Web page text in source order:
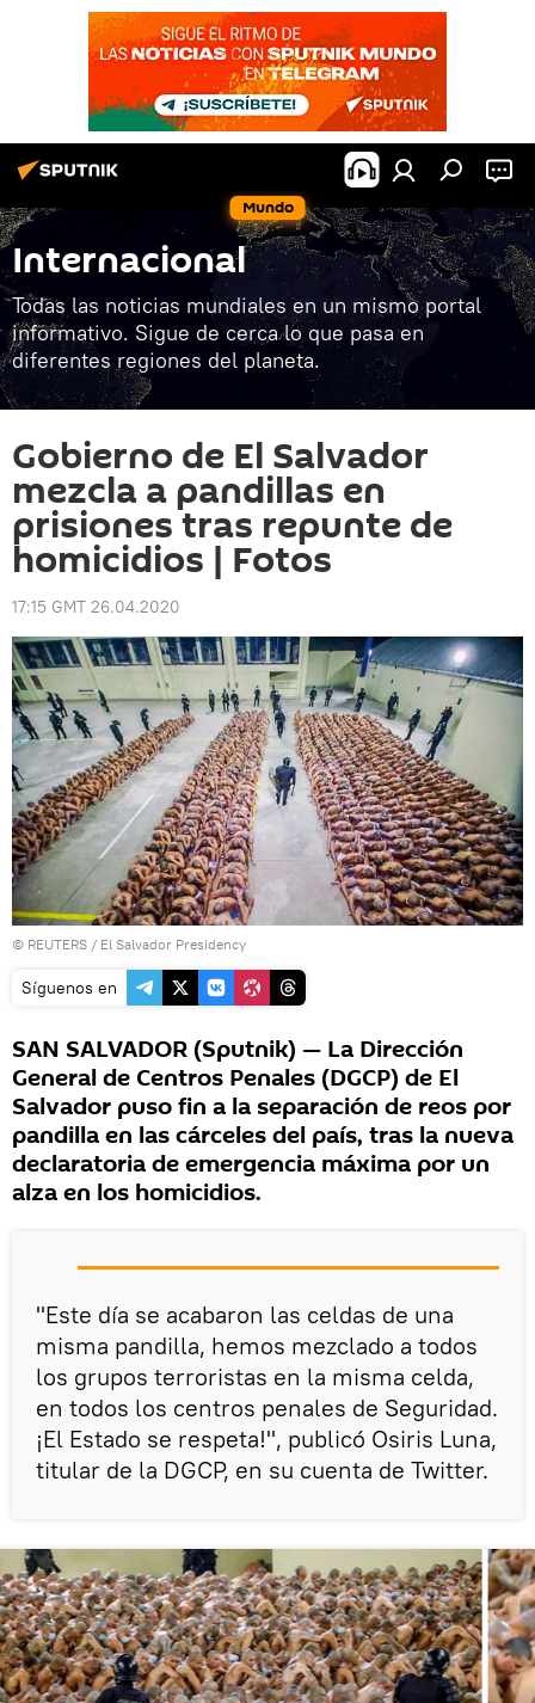
Mundo
Internacional
Todas las noticias mundiales en un mismo portal
informativo. Sigue de cerca lo que pasa en
diferentes regiones del planeta.
Gobierno de El Salvador
mezcla a pandillas en
prisiones tras repunte de
homicidios | Fotos
17:15 GMT 26.04.2020
© REUTERS / El Salvador Presidency
Síguenos en
SAN SALVADOR (Sputnik) — La Dirección
General de Centros Penales (DGCP) de El
Salvador puso fin a la separación de reos por
pandilla en las cárceles del país, tras la nueva
declaratoria de emergencia máxima por un
alza en los homicidios.
"Este día se acabaron las celdas de una
misma pandilla, hemos mezclado a todos
los grupos terroristas en la misma celda,
en todos los centros penales de Seguridad.
¡El Estado se respeta!", publicó Osiris Luna,
titular de la DGCP, en su cuenta de Twitter.